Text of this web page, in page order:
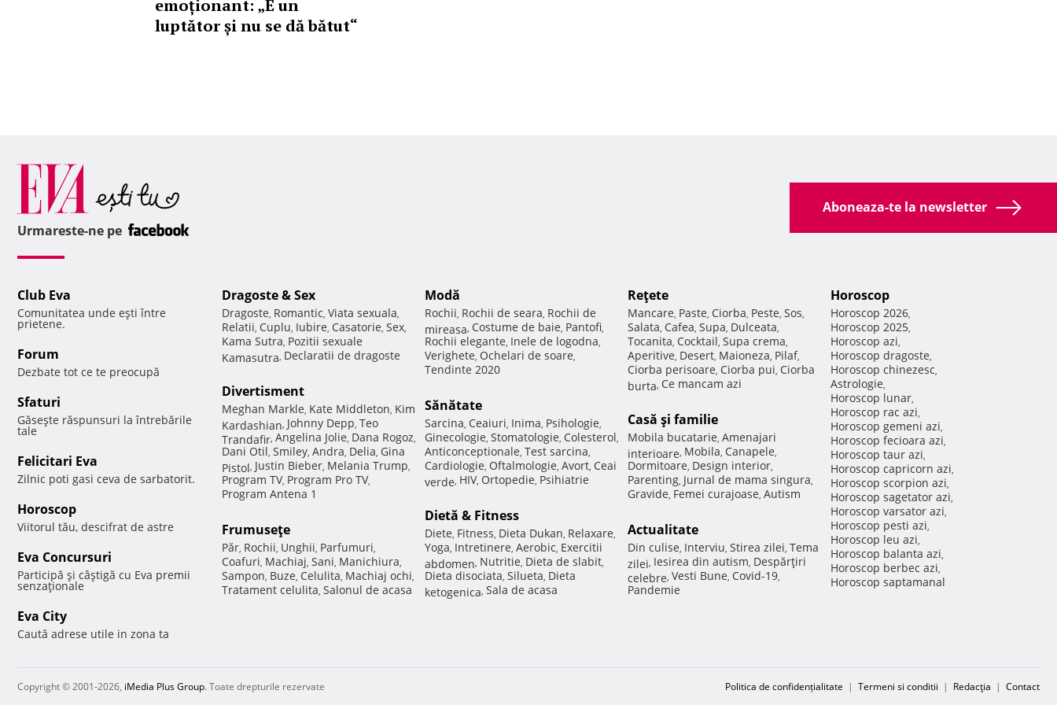
emoționant: „E un
luptător și nu se dă bătut“
Aboneaza-te la newsletter
Urmareste-ne pe
Club Eva
Comunitatea unde eşti între
prietene.
Forum
Dezbate tot ce te preocupă
Sfaturi
Găseşte răspunsuri la întrebările
tale
Felicitari Eva
Zilnic poti gasi ceva de sarbatorit.
Horoscop
Viitorul tău, descifrat de astre
Eva Concursuri
Participă şi câştigă cu Eva premii
senzaţionale
Eva City
Caută adrese utile in zona ta
Dragoste & Sex
Dragoste, Romantic, Viata sexuala,
Relatii, Cuplu, Iubire, Casatorie, Sex,
Kama Sutra, Pozitii sexuale
Kamasutra, Declaratii de dragoste
Divertisment
Meghan Markle, Kate Middleton, Kim
Kardashian, Johnny Depp, Teo
Trandafir, Angelina Jolie, Dana Rogoz,
Dani Otil, Smiley, Andra, Delia, Gina
Pistol, Justin Bieber, Melania Trump,
Program TV, Program Pro TV,
Program Antena 1
Frumuseţe
Păr, Rochii, Unghii, Parfumuri,
Coafuri, Machiaj, Sani, Manichiura,
Sampon, Buze, Celulita, Machiaj ochi,
Tratament celulita, Salonul de acasa
Modă
Rochii, Rochii de seara, Rochii de
mireasa, Costume de baie, Pantofi,
Rochii elegante, Inele de logodna,
Verighete, Ochelari de soare,
Tendinte 2020
Sănătate
Sarcina, Ceaiuri, Inima, Psihologie,
Ginecologie, Stomatologie, Colesterol,
Anticonceptionale, Test sarcina,
Cardiologie, Oftalmologie, Avort, Ceai
verde, HIV, Ortopedie, Psihiatrie
Dietă & Fitness
Diete, Fitness, Dieta Dukan, Relaxare,
Yoga, Intretinere, Aerobic, Exercitii
abdomen, Nutritie, Dieta de slabit,
Dieta disociata, Silueta, Dieta
ketogenica, Sala de acasa
Reţete
Mancare, Paste, Ciorba, Peste, Sos,
Salata, Cafea, Supa, Dulceata,
Tocanita, Cocktail, Supa crema,
Aperitive, Desert, Maioneza, Pilaf,
Ciorba perisoare, Ciorba pui, Ciorba
burta, Ce mancam azi
Casă şi familie
Mobila bucatarie, Amenajari
interioare, Mobila, Canapele,
Dormitoare, Design interior,
Parenting, Jurnal de mama singura,
Gravide, Femei curajoase, Autism
Actualitate
Din culise, Interviu, Stirea zilei, Tema
zilei, Iesirea din autism, Despărţiri
celebre, Vesti Bune, Covid-19,
Pandemie
Horoscop
Horoscop 2026,
Horoscop 2025,
Horoscop azi,
Horoscop dragoste,
Horoscop chinezesc,
Astrologie,
Horoscop lunar,
Horoscop rac azi,
Horoscop gemeni azi,
Horoscop fecioara azi,
Horoscop taur azi,
Horoscop capricorn azi,
Horoscop scorpion azi,
Horoscop sagetator azi,
Horoscop varsator azi,
Horoscop pesti azi,
Horoscop leu azi,
Horoscop balanta azi,
Horoscop berbec azi,
Horoscop saptamanal
Copyright © 2001-2026, iMedia Plus Group. Toate drepturile rezervate Politica de confidențialitate | Termeni si conditii | Redacţia | Contact